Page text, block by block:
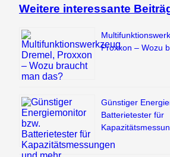
Weitere interessante
Proxxon – Wozu
Günstiger
Batterietester für